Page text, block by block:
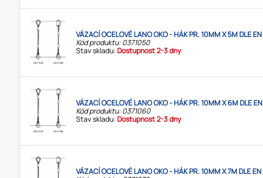
VÁZACÍ OCELOVÉ LANO OKO - HÁK PR. 10MM X 5M DLE EN
Kód produktu: 0371050
Stav skladu: Dostupnost 2-3 dny
VÁZACÍ OCELOVÉ LANO OKO - HÁK PR. 10MM X 6M DLE EN
Kód produktu: 0371060
Stav skladu: Dostupnost 2-3 dny
VÁZACÍ OCELOVÉ LANO OKO - HÁK PR. 10MM X 7M DLE EN